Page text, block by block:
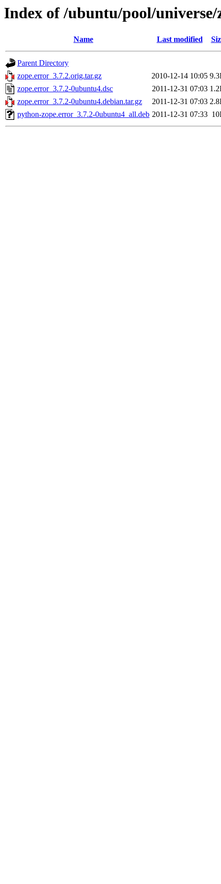
Index of /ubuntu/pool/universe/
Name Last modified
Parent Directory
zope.error_3.7.2.orig.tar.gz
2010-12-14 10:05
zope.error_3.7.2-0ubuntu4.dsc
2011-12-31 07:03
zope.error_3.7.2-0ubuntu4.debian.tar.gz
2011-12-31 07:03
python-zope.error_3.7.2-0ubuntu4_all.deb 2011-12-31 07:33